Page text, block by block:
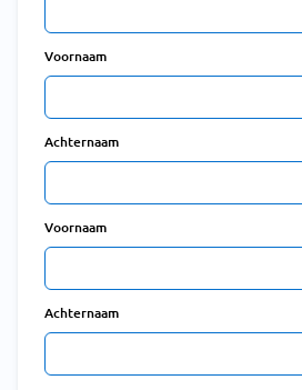
Voornaam
Achternaam
Voornaam
Achternaam